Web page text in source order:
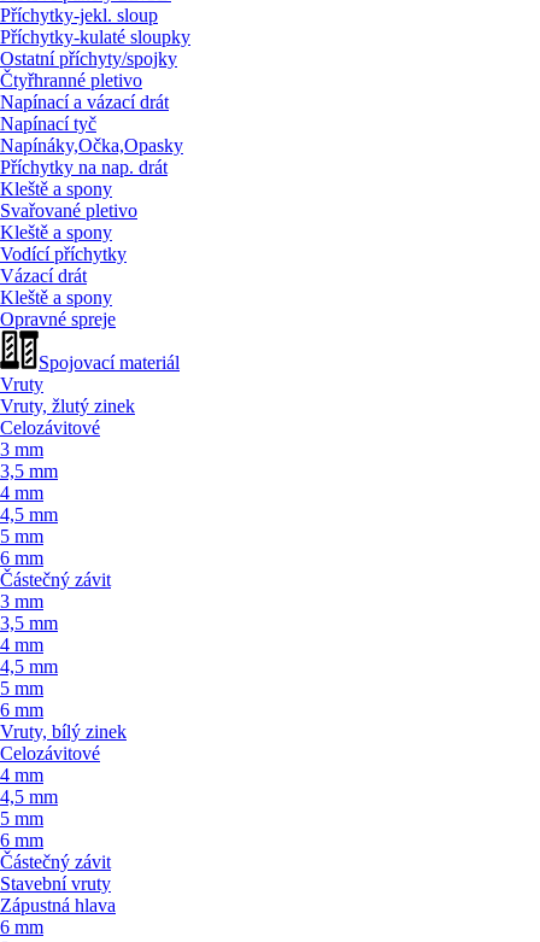
Příchytky-jekl. sloup
Příchytky-kulaté sloupky
Ostatní příchyty/spojky
Čtyřhranné pletivo
Napínací a vázací drát
Napínací tyč
Napínáky,Očka,Opasky
Příchytky na nap. drát
Kleště a spony
Svařované pletivo
Kleště a spony
Vodící příchytky
Vázací drát
Kleště a spony
Opravné spreje
Spojovací materiál
Vruty
Vruty, žlutý zinek
Celozávitové
3 mm
3,5 mm
4 mm
4,5 mm
5 mm
6 mm
Částečný závit
3 mm
3,5 mm
4 mm
4,5 mm
5 mm
6 mm
Vruty, bílý zinek
Celozávitové
4 mm
4,5 mm
5 mm
6 mm
Částečný závit
Stavební vruty
Zápustná hlava
6 mm